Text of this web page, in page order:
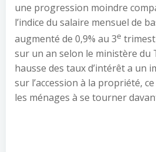
une progression moindre
l’indice du salaire mensuel de
augmenté de 0,9% au 3e
sur un an selon le ministère du
hausse des taux d’intérêt a un
sur l’accession à la propriété,
les ménages à se tourner